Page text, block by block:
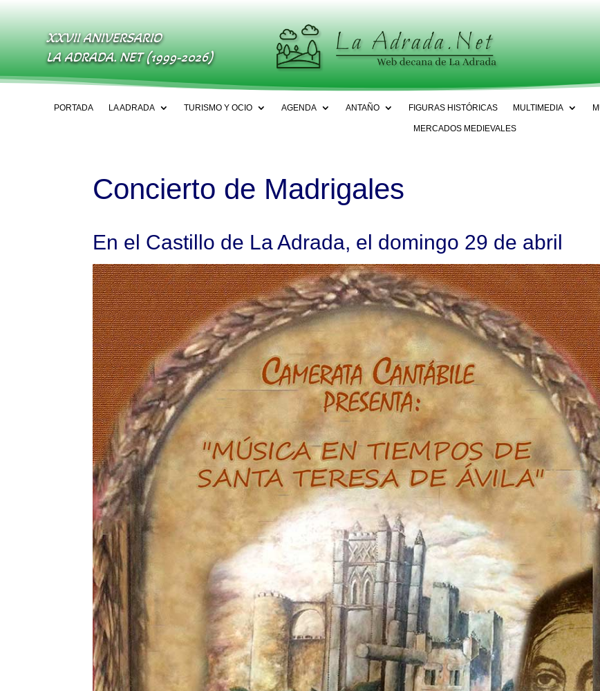
XXVII ANIVERSARIO
LA ADRADA. NET (1999-2026)
PORTADA LA ADRADA TURISMO Y OCIO AGENDA ANTAÑO FIGURAS HISTÓRICAS MULTIMEDIA
MERCADOS MEDIEVALES
Concierto de Madrigales
En el Castillo de La Adrada, el domingo 29 de abril